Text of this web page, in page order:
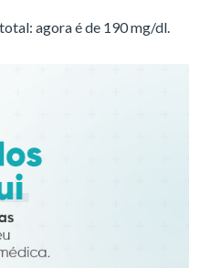
agora é de 190 mg/dl.